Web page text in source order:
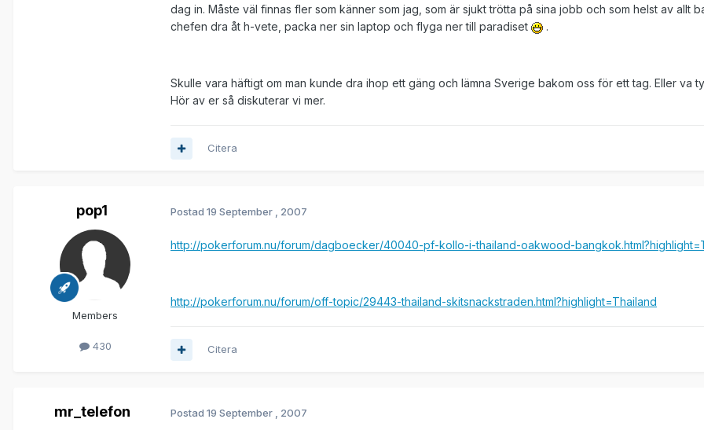
dag in. Måste väl finnas fler som känner som jag, som är sjukt trötta på sina jobb och som helst av allt
chefen dra åt h-vete, packa ner sin laptop och flyga ner till paradiset
.
Skulle vara häftigt om man kunde dra ihop ett gäng och lämna Sverige bakom oss för ett tag. Eller va
Hör av er så diskuterar vi mer.
Citera
pop1
Members
430
Postad 19 September , 2007
http://pokerforum.nu/forum/dagboecker/40040-pf-kollo-i-thailand-oakwood-
http://pokerforum.nu/forum/off-topic/29443-thailand-skitsnackstraden.html?highlight=Thailand
Citera
mr_telefon Postad 19 September , 2007